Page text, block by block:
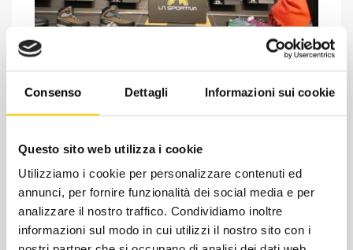
Consenso Dettagli Informazioni sui cookie
Questo sito web utilizza i cookie
Utilizziamo i cookie per personalizzare contenuti ed
annunci, per fornire funzionalità dei social media e per
analizzare il nostro traffico. Condividiamo inoltre
informazioni sul modo in cui utilizzi il nostro sito con i
Chiedi ad un esperto
CONTATTA